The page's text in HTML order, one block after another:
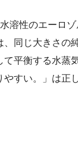
溶性のエーロ
、同じ大きさの
て平衡する水蒸
すい。」は正